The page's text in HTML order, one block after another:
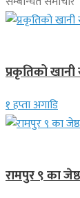
प्रकृतिको खानी
१ हप्ता अगाडि
रामपुर ९ का